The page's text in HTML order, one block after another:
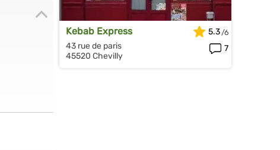
Kebab Express
43 rue de paris
45520 Chevilly
5.3
7